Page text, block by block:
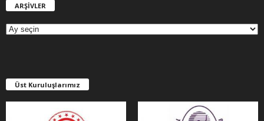
ARŞİVLER
E
R
Üst Kuruluşlarımız